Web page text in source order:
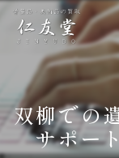
双柳での
サポー